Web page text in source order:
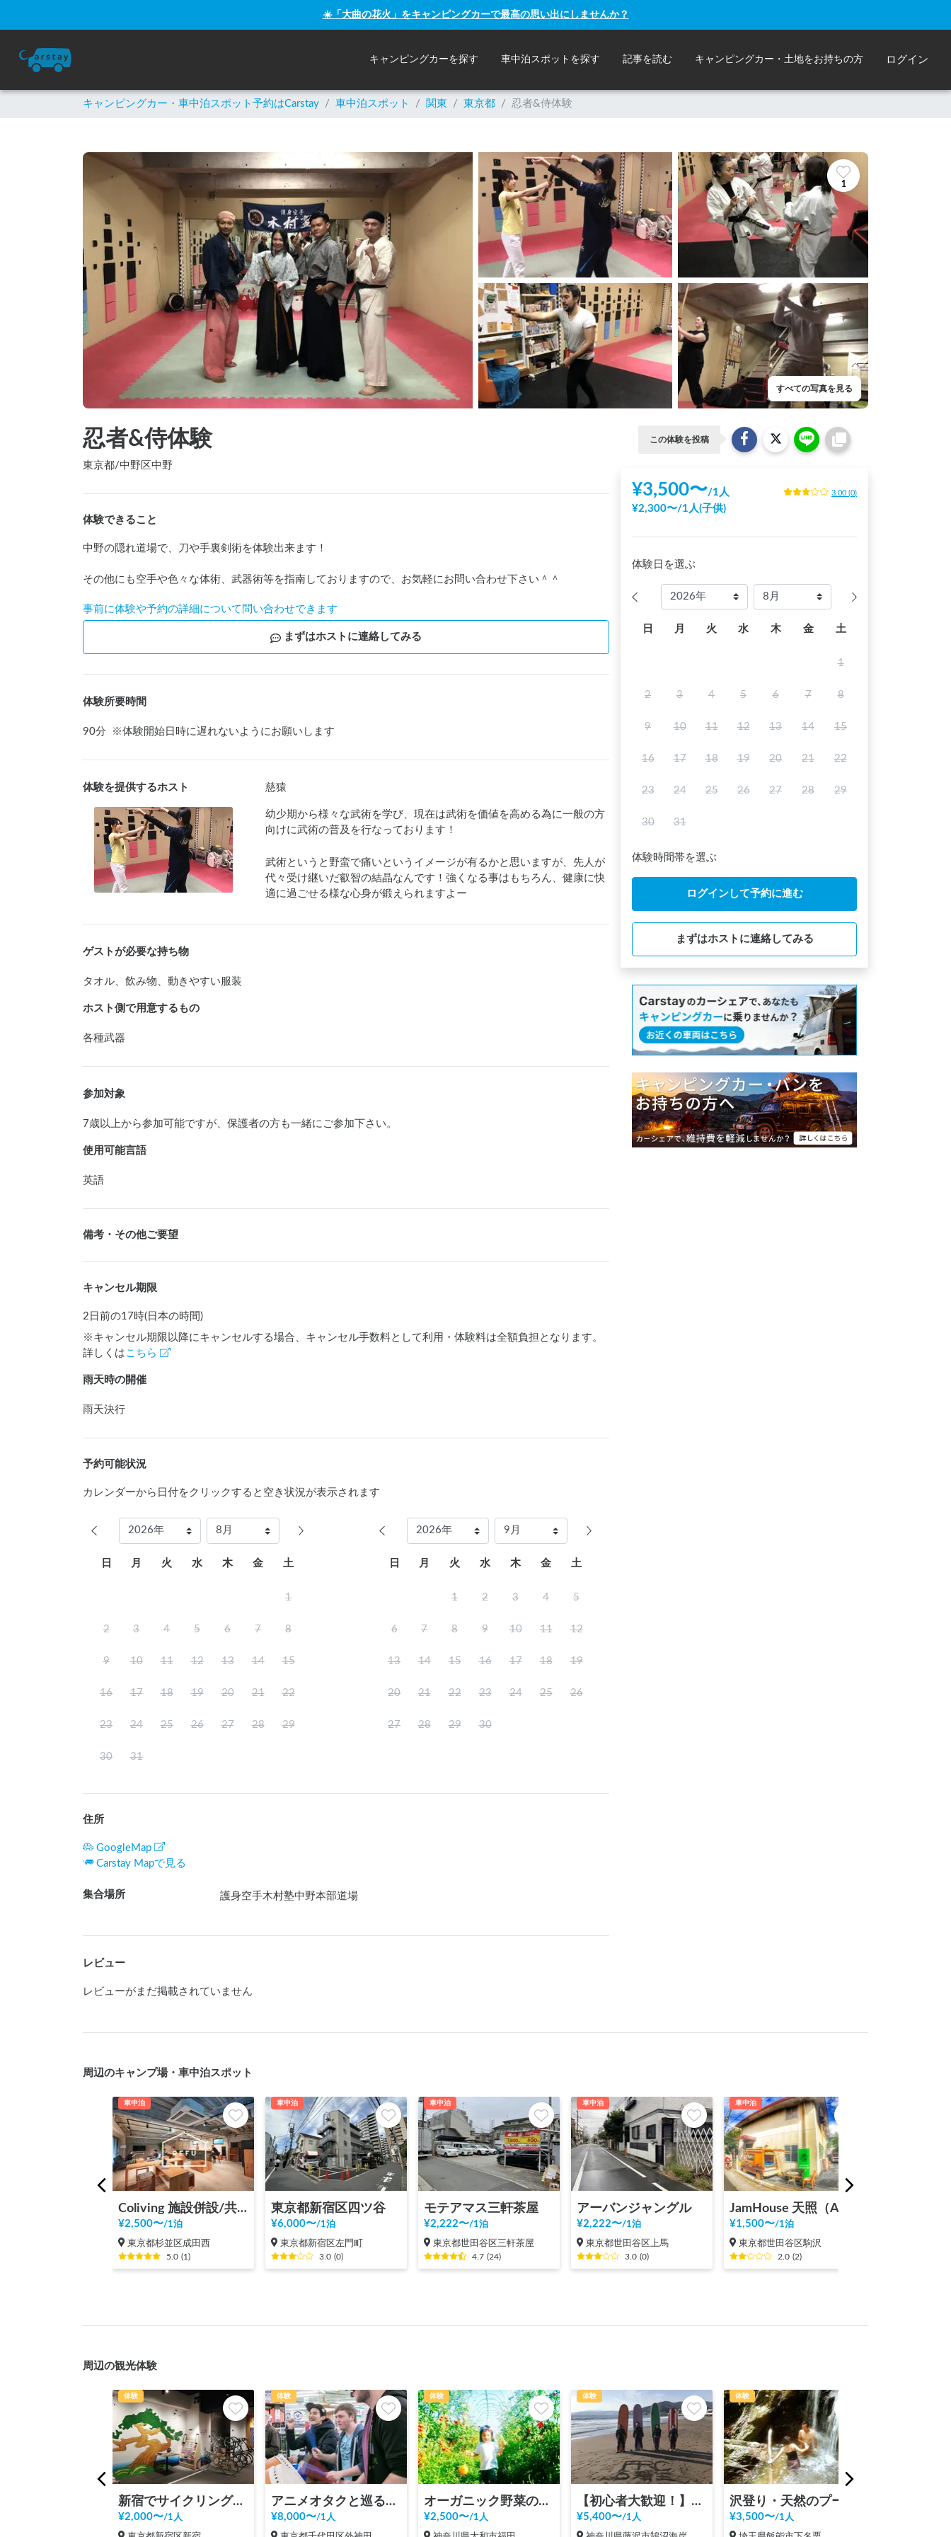
☀️「大曲の花火」をキャンピングカーで最高の思い出にしませんか？
キャンピングカーを探す 車中泊スポットを探す 記事を読む キャンピングカー・土地をお持ちの方 ログイン
キャンピングカー・車中泊スポット予約はCarstay / 車中泊スポット / 関東 / 東京都 / 忍者&侍体験
1
すべての写真を見る
忍者&侍体験
東京都/中野区中野
体験できること
中野の隠れ道場で、刀や手裏剣術を体験出来ます！
その他にも空手や色々な体術、武器術等を指南しておりますので、お気軽にお問い合わせ下さい＾＾
事前に体験や予約の詳細について問い合わせできます
まずはホストに連絡してみる
体験所要時間
90分 ※体験開始日時に遅れないようにお願いします
体験を提供するホスト 慈猿
幼少期から様々な武術を学び、現在は武術を価値を高める為に一般の方
向けに武術の普及を行なっております！
武術というと野蛮で痛いというイメージが有るかと思いますが、先人が
代々受け継いだ叡智の結晶なんです！強くなる事はもちろん、健康に快
適に過ごせる様な心身が鍛えられますよー
ゲストが必要な持ち物
タオル、飲み物、動きやすい服装
ホスト側で用意するもの
各種武器
参加対象
7歳以上から参加可能ですが、保護者の方も一緒にご参加下さい。
使用可能言語
英語
備考・その他ご要望
キャンセル期限
2日前の17時(日本の時間)
※キャンセル期限以降にキャンセルする場合、キャンセル手数料として利用・体験料は全額負担となります。
詳しくは こちら
雨天時の開催
雨天決行
予約可能状況
カレンダーから日付をクリックすると空き状況が表示されます
日 月 火 水 木 金 土
1
2 3 4 5 6 7 8
9 10 11 12 13 14 15
16 17 18 19 20 21 22
23 24 25 26 27 28 29
30 31
日 月 火 水 木 金 土
1 2 3 4 5
6 7 8 9 10 11 12
13 14 15 16 17 18 19
20 21 22 23 24 25 26
27 28 29 30
住所
GoogleMap
Carstay Mapで見る
集合場所 護身空手木村塾中野本部道場
レビュー
レビューがまだ掲載されていません
この体験を投稿
¥3,500〜/1人
¥2,300〜/1人(子供)
3.00 (0)
体験日を選ぶ
日 月 火 水 木 金 土
1
2 3 4 5 6 7 8
9 10 11 12 13 14 15
16 17 18 19 20 21 22
23 24 25 26 27 28 29
30 31
体験時間帯を選ぶ
ログインして予約に進む
まずはホストに連絡してみる
周辺のキャンプ場・車中泊スポット
車中泊
Coliving 施設併設/共用部とドッキング/杉並区和田堀公園近く
¥2,500〜/1泊
東京都杉並区成田西
5.0 (1)
車中泊
東京都新宿区四ツ谷
¥6,000〜/1泊
東京都新宿区左門町
3.0 (0)
車中泊
モテアマス三軒茶屋
¥2,222〜/1泊
東京都世田谷区三軒茶屋
4.7 (24)
車中泊
アーバンジャングル
¥2,222〜/1泊
東京都世田谷区上馬
3.0 (0)
車中泊
¥1,500〜/1泊
東京都世田谷区駒沢
2.0 (2)
周辺の観光体験
体験
新宿でサイクリング！新宿御苑、明治神宮、代々木公園まで20分の好立地の観光案内所【INBOUND LEAGUE】から
¥2,000〜/1人
体験
アニメオタクと巡る秋葉原ツアー！
¥8,000〜/1人
体験
オーガニック野菜の収穫体験 at Microbe-NaturalFarmers-
¥2,500〜/1人
体験
【初心者大歓迎！】FRCサーフィンスクール
¥5,400〜/1人
体験
¥3,500〜/1人